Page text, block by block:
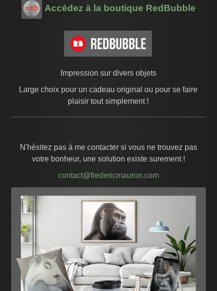
Accédez à la boutique RedBubble
Impression sur divers objets
Large choix pour un cadeau original ou pour se faire
plaisir tout simplement !
N'hésitez pas à me contacter si vous ne trouvez pas
votre bonheur, une solution existe surement !
contact@fredericmauron.com